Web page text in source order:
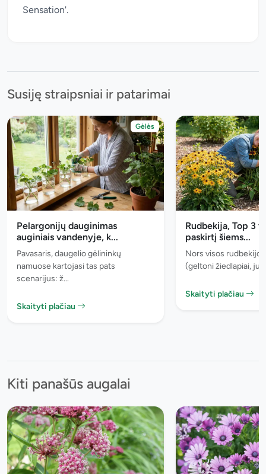
Sensation'.
Susiję straipsniai ir patarimai
Gėlės
Pelargonijų dauginimas
auginiais vandenyje, k...
Pavasaris, daugelio gėlininkų
namuose kartojasi tas pats
scenarijus: ž...
Skaityti plačiau
Rudbekija, Top 3
paskirtį šiems...
Nors visos
(geltoni žiedlapiai,
Skaityti plačiau
Kiti panašūs augalai